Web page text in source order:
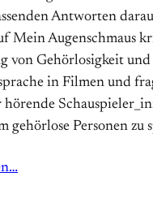
Antworten
Mein Augenschmaus
von Gehörlosigkeit und
in Filmen und
hörende
gehörlose Personen zu